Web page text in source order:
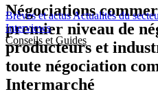
Brèves et actusActualités du
Interviews
Conseils et Guides
Négociations
premier niveau de
producteurs et
toute négociation
Intermarché